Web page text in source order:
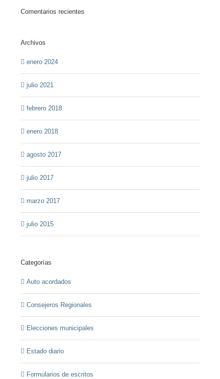
Comentarios recientes
Archivos
enero 2024
julio 2021
febrero 2018
enero 2018
agosto 2017
julio 2017
marzo 2017
julio 2015
Categorías
Auto acordados
Consejeros Regionales
Elecciones municipales
Estado diario
Formularios de escritos